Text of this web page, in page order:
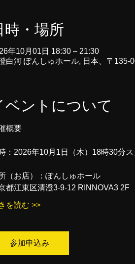
時・場所
年10月01日 18:30 – 21:30
白河 ぽんしゅホール, 日本、〒135-
ベントについて
概要
：2026年10月1日（木）18時30分
（お店）：ぽんしゅホール
都江東区清澄3-9-12 RINNOVA3 2F
を読む >>
参加申込み